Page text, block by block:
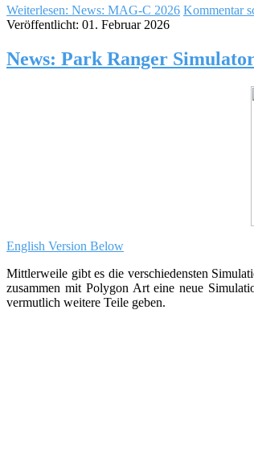
Weiterlesen: News: MAG-C 2026 Kommentar
Veröffentlicht: 01. Februar 2026
News: Park Ranger
English Version Below
Mittlerweile gibt es die verschiedensten
zusammen mit Polygon Art eine neue
vermutlich weitere Teile geben.